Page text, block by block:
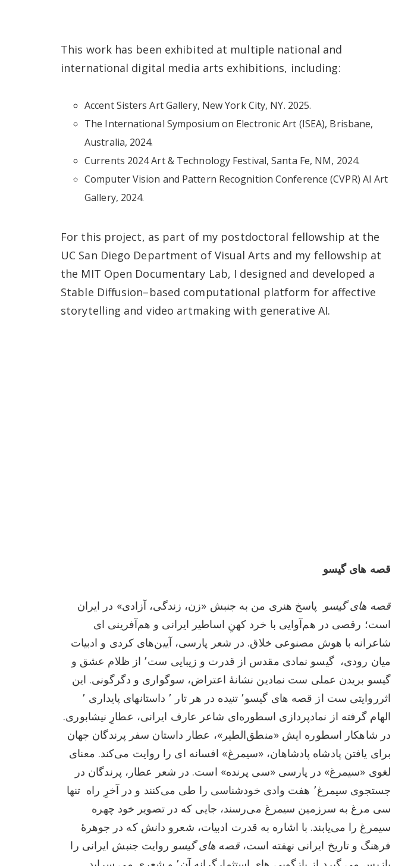
This work has been exhibited at multiple national and
international digital media arts exhibitions, including:
Accent Sisters Art Gallery, New York City, NY. 2025.
The International Symposium on Electronic Art (ISEA), Brisbane,
Australia, 2024.
Currents 2024 Art & Technology Festival, Santa Fe, NM, 2024.
Computer Vision and Pattern Recognition Conference (CVPR) AI Art
Gallery, 2024.
For this project, as part of my postdoctoral fellowship at the
UC San Diego Department of Visual Arts and my fellowship at
the MIT Open Documentary Lab, I designed and developed a
Stable Diffusion–based computational platform for affective
storytelling and video artmaking with generative AI.
قصه های گیسو
قصه های گیسو پاسخ هنری من به جنبش «زن، زندگی، آزادی» در ایران
است؛ رقصی در هم‌آوایی با خرد کهنِ اساطیر ایرانی و هم‌آفرینی ای
شاعرانه با هوش مصنوعی خلاق. در شعر پارسی، آیین‌های کردی و ادبیات
میان رودی،گیسو نمادی مقدس از قدرت و زیبایی ست٬ از ظلام عشق و
گیسو بریدن عملی ست نمادین نشانهٔ اعتراض، سوگواری و دگرگونی. این
اثرروایتی ست از قصه های گیسو٬ تنیده‌ در هر تار ٬ داستانهای پایداری ٬
الهام گرفته از نمادپردازی اسطوره‌ای شاعر عارف ایرانی، عطارِ نیشابوری.
در شاهکار اسطوره‌ ایش «منطق‌الطیر»، عطار داستان سفر پرندگان جهان
برای یافتن پادشاه پادشاهان، «سیمرغ» افسانه ای را روایت می‌کند. معنای
لغوی «سیمرغ» در پارسی «سی پرنده» است. در شعر عطار، پرندگان در
جستجوی سیمرغ٬ هفت وادی خودشناسی را طی می‌کنند و در آخرِ راه تنها
سی مرغ به سرزمین سیمرغ می‌رسند، جایی که در تصویر خود چهره
سیمرغ را می‌یابند. با اشاره به قدرت ادبیات، شعرو دانش که در جوهرهٔ
فرهنگ و تاریخ ایرانی نهفته است،قصه های گیسو روایت‌ جنبش ایرانی را